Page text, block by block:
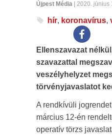
Újpest Média | 2020. június
hír, koronavírus,
Ellenszavazat
szavazattal
veszélyhelyzet
törvényjavaslatot
A rendkívüli
március 12-én
operatív törzs